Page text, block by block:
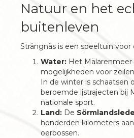
Natuur en het
buitenleven
Strängnäs is een speeltuin
Water: Het
mogelijkheden voor
In de winter is schaatsen
beroemde ijstrajecten bij
nationale sport.
Land: De
honderden kilometers
oerbossen.